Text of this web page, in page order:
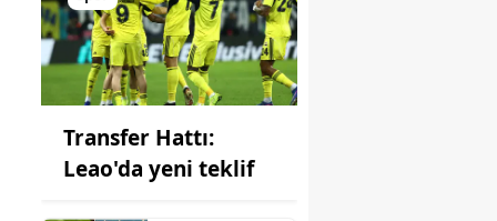
Transfer Hattı:
Leao'da yeni teklif